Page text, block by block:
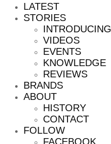
LATEST
STORIES
INTRODUCING
VIDEOS
EVENTS
KNOWLEDGE
REVIEWS
BRANDS
ABOUT
HISTORY
CONTACT
FOLLOW
FACEBOOK